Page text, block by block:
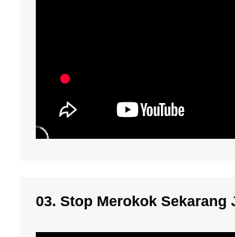
03. Stop Merokok Sekarang